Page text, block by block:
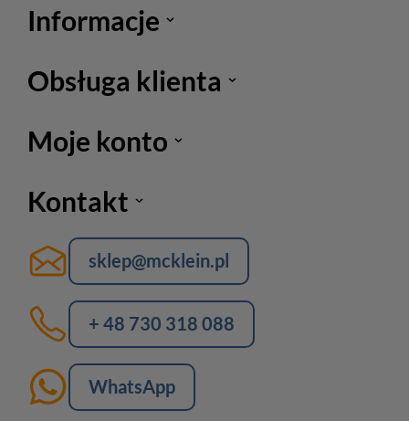
Informacje
Obsługa klienta
Moje konto
Kontakt
sklep@mcklein.pl
+ 48 730 318 088
WhatsApp